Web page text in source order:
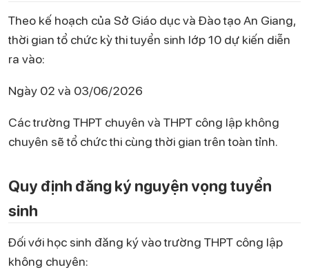
Theo kế hoạch của Sở Giáo dục và Đào tạo An Giang,
thời gian tổ chức kỳ thi tuyển sinh lớp 10 dự kiến diễn
ra vào:
Ngày 02 và 03/06/2026
Các trường THPT chuyên và THPT công lập không
chuyên sẽ tổ chức thi cùng thời gian trên toàn tỉnh.
Quy định đăng ký nguyện vọng tuyển
sinh
Đối với học sinh đăng ký vào trường THPT công lập
không chuyên: